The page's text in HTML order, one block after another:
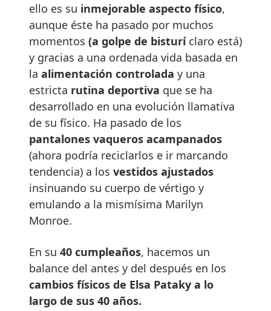
ello es su inmejorable aspecto físico,
aunque éste ha pasado por muchos
momentos (a golpe de bisturíclaro está)
y gracias a una ordenada vida basada en
la alimentación controlada y una
estricta rutina deportiva que se ha
desarrollado en una evolución llamativa
de su físico. Ha pasado de los
pantalones vaqueros acampanados
(ahora podría reciclarlos e ir marcando
tendencia) a los vestidos ajustados
insinuando su cuerpo de vértigo y
emulando a la mismísima Marilyn
Monroe.
En su 40 cumpleaños, hacemos un
balance del antes y del después en los
cambios físicos de Elsa Pataky a lo
largo de sus 40 años.